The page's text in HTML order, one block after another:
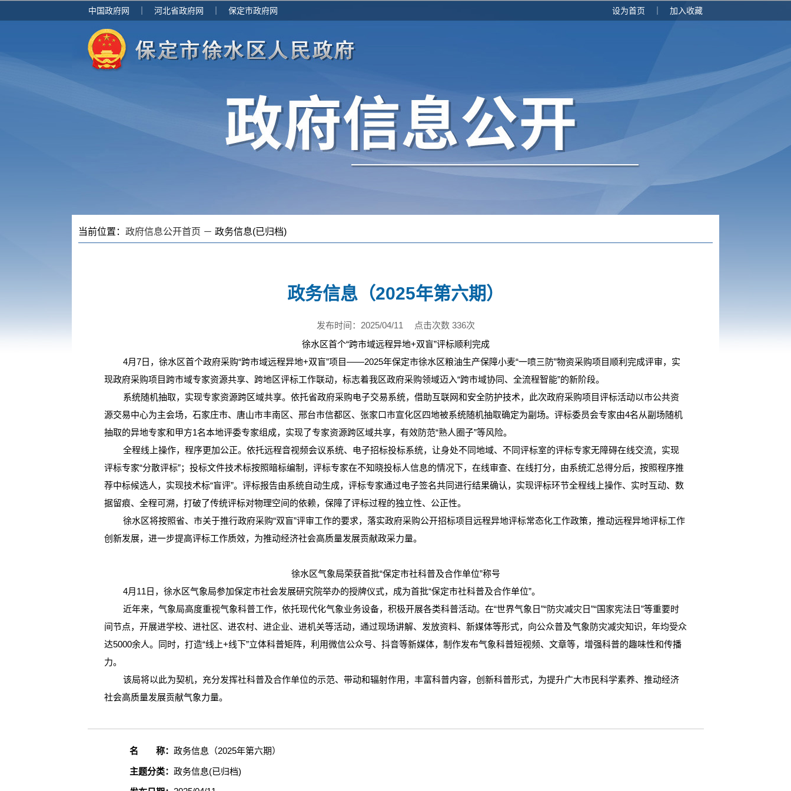
中国政府网 河北省政府网 保定市政府网 设为首页 加入收藏
当前位置： 政府信息公开首页 － 政务信息(已归档)
政务信息（2025年第六期）
发布时间：2025/04/11
点击次数 336次
徐水区首个“跨市域远程异地+双盲”评标顺利完成
4月7日，徐水区首个政府采购“跨市域远程异地+双盲”项目——2025年保定市徐水区粮油生产保障小麦“一喷三防”物资采购项目顺利完成评审，实
现政府采购项目跨市域专家资源共享、跨地区评标工作联动，标志着我区政府采购领域迈入“跨市域协同、全流程智能”的新阶段。
系统随机抽取，实现专家资源跨区域共享。依托省政府采购电子交易系统，借助互联网和安全防护技术，此次政府采购项目评标活动以市公共资
源交易中心为主会场，石家庄市、唐山市丰南区、邢台市信都区、张家口市宣化区四地被系统随机抽取确定为副场。评标委员会专家由4名从副场随机
抽取的异地专家和甲方1名本地评委专家组成，实现了专家资源跨区域共享，有效防范“熟人圈子”等风险。
全程线上操作，程序更加公正。依托远程音视频会议系统、电子招标投标系统，让身处不同地域、不同评标室的评标专家无障碍在线交流，实现
评标专家“分散评标”；投标文件技术标按照暗标编制，评标专家在不知晓投标人信息的情况下，在线审查、在线打分，由系统汇总得分后，按照程序推
荐中标候选人，实现技术标“盲评”。评标报告由系统自动生成，评标专家通过电子签名共同进行结果确认，实现评标环节全程线上操作、实时互动、数
据留痕、全程可溯，打破了传统评标对物理空间的依赖，保障了评标过程的独立性、公正性。
徐水区将按照省、市关于推行政府采购“双盲”评审工作的要求，落实政府采购公开招标项目远程异地评标常态化工作政策，推动远程异地评标工作
创新发展，进一步提高评标工作质效，为推动经济社会高质量发展贡献政采力量。
徐水区气象局荣获首批“保定市社科普及合作单位”称号
4月11日，徐水区气象局参加保定市社会发展研究院举办的授牌仪式，成为首批“保定市社科普及合作单位”。
近年来，气象局高度重视气象科普工作，依托现代化气象业务设备，积极开展各类科普活动。在“世界气象日”“防灾减灾日”“国家宪法日”等重要时
间节点，开展进学校、进社区、进农村、进企业、进机关等活动，通过现场讲解、发放资料、新媒体等形式，向公众普及气象防灾减灾知识，年均受众
达5000余人。同时，打造“线上+线下”立体科普矩阵，利用微信公众号、抖音等新媒体，制作发布气象科普短视频、文章等，增强科普的趣味性和传播
力。
该局将以此为契机，充分发挥社科普及合作单位的示范、带动和辐射作用，丰富科普内容，创新科普形式，为提升广大市民科学素养、推动经济
社会高质量发展贡献气象力量。
名 称： 政务信息（2025年第六期）
主题分类： 政务信息(已归档)